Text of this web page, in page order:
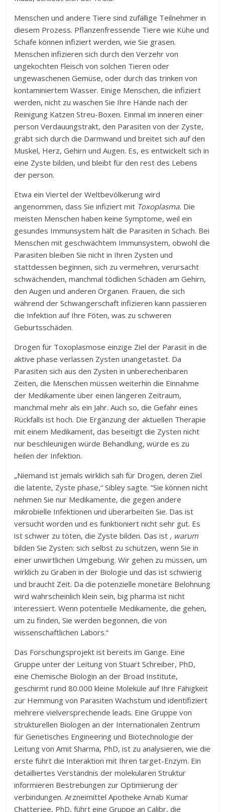
Menschen und andere Tiere sind zufällige Teilnehmer in
diesem Prozess. Pflanzenfressende Tiere wie Kühe und
Schafe können infiziert werden, wie Sie grasen.
Menschen infizieren sich durch den Verzehr von
ungekochten Fleisch von solchen Tieren oder
ungewaschenen Gemüse, oder durch das trinken von
kontaminiertem Wasser. Einige Menschen, die infiziert
werden, nicht zu waschen Sie Ihre Hände nach der
Reinigung Katzen Streu-Boxen. Einmal im inneren einer
person Verdauungstrakt, den Parasiten von der Zyste,
gräbt sich durch die Darmwand und breitet sich auf den
Muskel, Herz, Gehirn und Augen. Es, es entwickelt sich in
eine Zyste bilden, und bleibt für den rest des Lebens
der person.
Etwa ein Viertel der Weltbevölkerung wird
angenommen, dass Sie infiziert mit Toxoplasma. Die
meisten Menschen haben keine Symptome, weil ein
gesundes Immunsystem hält die Parasiten in Schach. Bei
Menschen mit geschwächtem Immunsystem, obwohl die
Parasiten bleiben Sie nicht in Ihren Zysten und
stattdessen beginnen, sich zu vermehren, verursacht
schwächenden, manchmal tödlichen Schäden am Gehirn,
den Augen und anderen Organen. Frauen, die sich
während der Schwangerschaft infizieren kann passieren
die Infektion auf Ihre Föten, was zu schweren
Geburtsschäden.
Drogen für Toxoplasmose einzige Ziel der Parasit in die
aktive phase verlassen Zysten unangetastet. Da
Parasiten sich aus den Zysten in unberechenbaren
Zeiten, die Menschen müssen weiterhin die Einnahme
der Medikamente über einen längeren Zeitraum,
manchmal mehr als ein Jahr. Auch so, die Gefahr eines
Rückfalls ist hoch. Die Ergänzung der aktuellen Therapie
mit einem Medikament, das beseitigt die Zysten nicht
nur beschleunigen würde Behandlung, würde es zu
heilen der Infektion.
„Niemand ist jemals wirklich sah für Drogen, deren Ziel
die latente, Zyste phase,“ Sibley sagte. “Sie können nicht
nehmen Sie nur Medikamente, die gegen andere
mikrobielle Infektionen und überarbeiten Sie. Das ist
versucht worden und es funktioniert nicht sehr gut. Es
ist schwer zu töten, die Zyste bilden. Das ist , warum
bilden Sie Zysten: sich selbst zu schützen, wenn Sie in
einer unwirtlichen Umgebung. Wir gehen zu müssen, um
wirklich zu Graben in der Biologie und das ist schwierig
und braucht Zeit. Da die potenzielle monetäre Belohnung
wird wahrscheinlich klein sein, big pharma ist nicht
interessiert. Wenn potentielle Medikamente, die gehen,
um zu finden, Sie werden begonnen, die von
wissenschaftlichen Labors.“
Das Forschungsprojekt ist bereits im Gange. Eine
Gruppe unter der Leitung von Stuart Schreiber, PhD,
eine Chemische Biologin an der Broad Institute,
geschirmt rund 80.000 kleine Moleküle auf Ihre Fähigkeit
zur Hemmung von Parasiten Wachstum und identifiziert
mehrere vielversprechende leads. Eine Gruppe von
strukturellen Biologen an der Internationalen Zentrum
für Genetisches Engineering und Biotechnologie der
Leitung von Amit Sharma, PhD, ist zu analysieren, wie die
erste führt die Interaktion mit Ihren target-Enzym. Ein
detailliertes Verständnis der molekularen Struktur
informieren Bestrebungen zur Optimierung der
verbindungen. Arzneimittel Apotheke Arnab Kumar
Chatterjee, PhD, führt eine Gruppe an Calibr, die